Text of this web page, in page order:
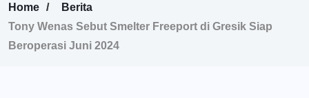
Home
Berita
Tony Wenas Sebut Smelter Freeport di Gresik Siap
Beroperasi Juni 2024